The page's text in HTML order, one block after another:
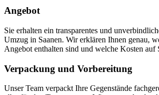
Angebot
Sie erhalten ein transparentes und
Umzug in Saanen. Wir erklären Ihnen genau,
Angebot enthalten sind und welche Kosten auf
Verpackung und Vorbereitung
Unser Team verpackt Ihre Gegenstände